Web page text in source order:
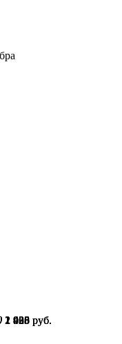
1 920 руб.
2 408 руб.
1 035 руб.